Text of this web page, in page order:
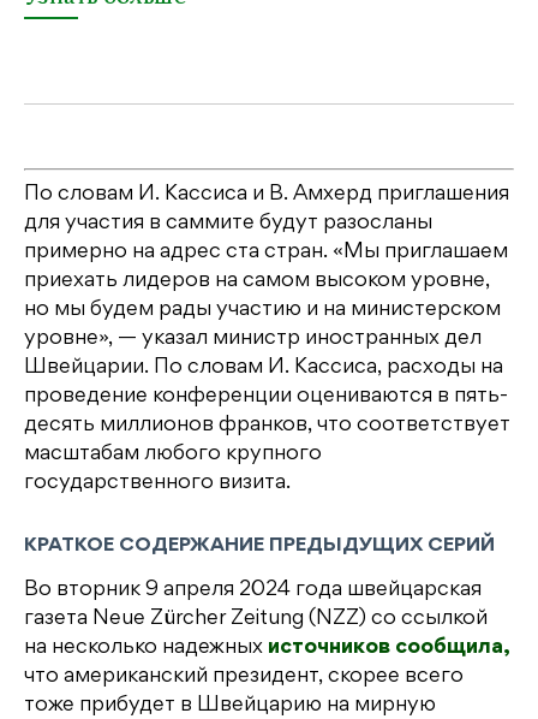
По словам И. Кассиса и В. Амхерд приглашения
для участия в саммите будут разосланы
примерно на адрес ста стран. «Мы приглашаем
приехать лидеров на самом высоком уровне,
но мы будем рады участию и на министерском
уровне», — указал министр иностранных дел
Швейцарии. По словам И. Кассиса, расходы на
проведение конференции оцениваются в пять-
десять миллионов франков, что соответствует
масштабам любого крупного
государственного визита.
КРАТКОЕ СОДЕРЖАНИЕ ПРЕДЫДУЩИХ СЕРИЙ
Во вторник 9 апреля 2024 года швейцарская
газета Neue Zürcher Zeitung (NZZ) со ссылкой
на несколько надежных источников сообщила,
что американский президент, скорее всего
тоже прибудет в Швейцарию на мирную